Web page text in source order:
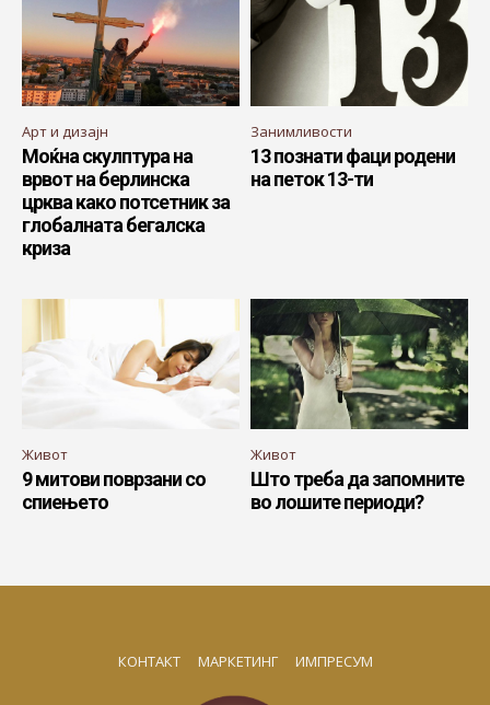
Арт и дизајн
Моќна скулптура на
врвот на берлинска
црква како потсетник за
глобалната бегалска
криза
Занимливости
13 познати фаци родени
на петок 13-ти
Живот
9 митови поврзани со
спиењето
Живот
Што треба да запомните
во лошите периоди?
КОНТАКТ МАРКЕТИНГ ИМПРЕСУМ